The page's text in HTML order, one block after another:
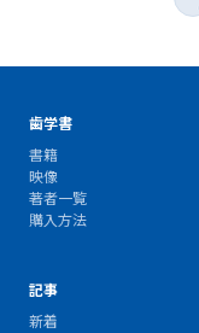
歯学書
書籍
映像
著者一覧
購入方法
記事
新着